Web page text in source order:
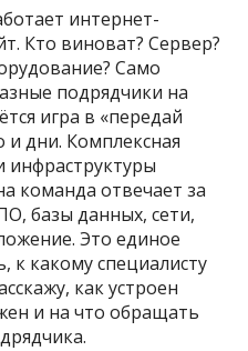
интернет-
Кто виноват? Сервер?
Само
подрядчики на
игра в «передай
и дни. Комплексная
команда отвечает за
базы данных, сети,
Это единое
к какому специалисту
как устроен
и на что обращать